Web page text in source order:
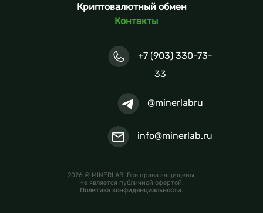
Криптовалютный обмен
Контакты
+7 (903) 330-73-
33
@minerlabru
info@minerlab.ru
2026 © MINERLAB. Все права защищены.
Не является публичной офертой.
Политика конфиденциальности.